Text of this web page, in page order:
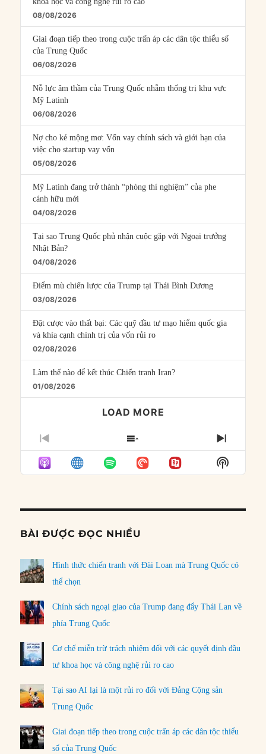
08/08/2026
Giai đoạn tiếp theo trong cuộc trấn áp các dân tộc thiểu số
của Trung Quốc
06/08/2026
Nỗ lực âm thầm của Trung Quốc nhằm thống trị khu vực
Mỹ Latinh
06/08/2026
Nợ cho kẻ mộng mơ: Vốn vay chính sách và giới hạn của
việc cho startup vay vốn
05/08/2026
Mỹ Latinh đang trở thành “phòng thí nghiệm” của phe
cánh hữu mới
04/08/2026
Tại sao Trung Quốc phủ nhận cuộc gặp với Ngoại trưởng
Nhật Bản?
04/08/2026
Điểm mù chiến lược của Trump tại Thái Bình Dương
03/08/2026
Đặt cược vào thất bại: Các quỹ đầu tư mạo hiểm quốc gia
và khía cạnh chính trị của vốn rủi ro
02/08/2026
Làm thế nào để kết thúc Chiến tranh Iran?
01/08/2026
LOAD MORE
PREVIOUS
EPISODE
SHOW
EPISODES
LIST
NEXT
Show
Podcast
BÀI ĐƯỢC ĐỌC NHIỀU
Hình thức chiến tranh với Đài Loan mà Trung Quốc có
thể chọn
Chính sách ngoại giao của Trump đang đẩy Thái Lan về
phía Trung Quốc
Cơ chế miễn trừ trách nhiệm đối với các quyết định đầu
tư khoa học và công nghệ rủi ro cao
Tại sao AI lại là một rủi ro đối với Đảng Cộng sản
Trung Quốc
Giai đoạn tiếp theo trong cuộc trấn áp các dân tộc thiểu
số của Trung Quốc